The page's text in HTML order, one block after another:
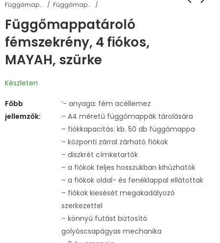
Függőmappa tárolószekrények és állványok
Függőmappa tárolószekrények
Függőmappatároló
fémszekrény, 4 fiókos,
MAYAH, szürke
Készleten
Főbb
jellemzők:
‘- anyaga: fém acéllemez
– A4 méretű függőmappák tárolására
– fiókkapacitás: kb. 50 db függőmappa
– központi zárral zárható fiókok
– diszkrét címketartók
– a fiókok teljes hosszukban kihúzhatók
– a fiókok oldal- és fenéklappal ellátottak
– fiókok kiesését megakadályozó
szerkezettel
– könnyű futást biztosító
golyóscsapágyas mechanika